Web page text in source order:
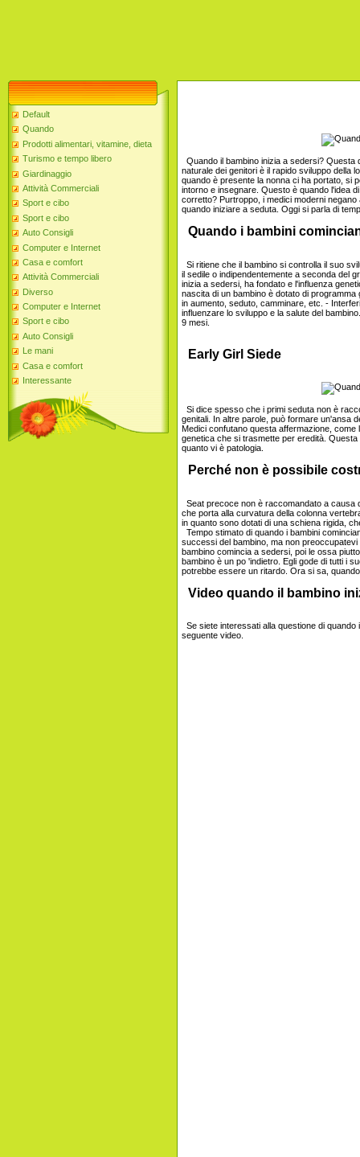
Default
Quando
Prodotti alimentari, vitamine, dieta
Turismo e tempo libero
Giardinaggio
Attività Commerciali
Sport e cibo
Sport e cibo
Auto Consigli
Computer e Internet
Casa e comfort
Attività Commerciali
Diverso
Computer e Internet
Sport e cibo
Auto Consigli
Le mani
Casa e comfort
Interessante
Quando il bambino inizia a sedersi?
naturale dei genitori è il rapido sviluppo della
quando è presente la nonna ci ha portato, si
intorno e insegnare. Questo è quando l'idea
corretto? Purtroppo, i medici moderni
quando iniziare a seduta. Oggi si parla di
Quando i bambini
Si ritiene che il bambino si controlla il suo
il sedile o indipendentemente a seconda del
inizia a sedersi, ha fondato e l'influenza
nascita di un bambino è dotato di
in aumento, seduto, camminare, etc. -
influenzare lo sviluppo e la salute del
9 mesi.
Early Girl Siede
Si dice spesso che i primi seduta non è
genitali. In altre parole, può formare un'ansa
Medici confutano questa affermazione,
genetica che si trasmette per eredità.
quanto vi è patologia.
Perché non è possibile
Seat precoce non è raccomandato a causa
che porta alla curvatura della colonna
in quanto sono dotati di una schiena rigida,
Tempo stimato di quando i bambini
successi del bambino, ma non
bambino comincia a sedersi, poi le ossa
bambino è un po 'indietro. Egli gode di tutti i
potrebbe essere un ritardo. Ora si sa,
Video quando il bambino
Se siete interessati alla questione di
seguente video.